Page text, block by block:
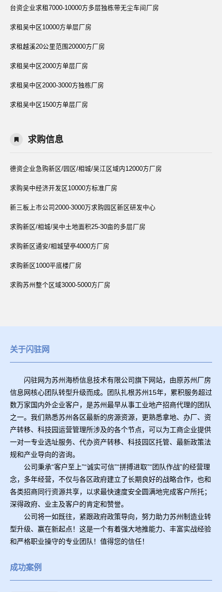
台资企业求租7000-10000方多层独栋带无尘车间厂房
求租吴中区10000方单层厂房
求租越溪20公里范围20000方厂房
求租吴中区2000方单层厂房
求租吴中区2000-3000方独栋厂房
求租吴中区1500方单层厂房
求购信息
德资企业急购新区/园区/相城/吴江区域内12000方厂房
求购吴中经济开发区10000方标准厂房
新三板上市公司2000-3000万求购园区新区研发中心
求购新区/相城/吴中土地面积25-30亩的多层厂房
求购新区通安/相城望亭4000方厂房
求购新区1000平底楼厂房
求购苏州整个区域3000-5000方厂房
关于闪驻网
闪驻网为苏州海桥信息技术有限公司旗下网站，由原苏州厂房
信息网核心团队转型升级而成。团队扎根苏州15年，累积服务超过
数万家国内外企业客户，是苏州最早从事工业地产招商代理的团队
之一。我们熟悉苏州各区最新的房源资源，更熟悉拿地、办厂、资
产转移、科技园运营管理所涉及的各个节点，可以为工商企业提供
一对一专业选址服务、代办资产转移、科技园区托管、最新政策法
规和产业导向的咨询。
公司秉承“客户至上”“诚实可信”“拼搏进取”“团队作战”的经营理
念，多年经营，不仅与各区政府建立了长期良好的战略合作，也和
各类招商同行资源共享，以求最快速度安全圆满地完成客户所托；
深得政府、业主及客户的肯定和赞誉。
公司将一如既往，紧跟政府政策导向，努力助力苏州制造业转
型升级、赢在新起点！这是一个有着强大地推能力、丰富实战经验
和严格职业操守的专业团队！值得您的信任！
成功案例